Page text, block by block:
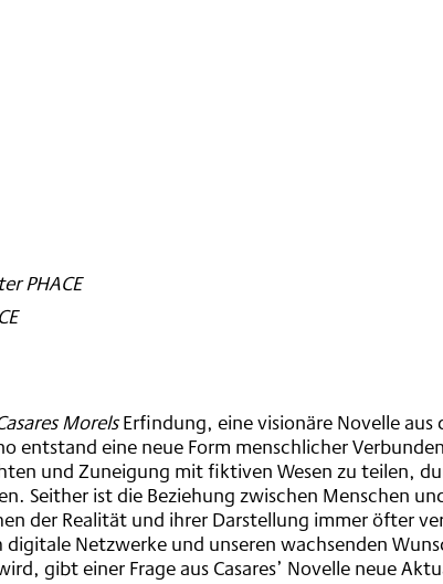
PHACE
MorelsErfindung, eine visionäre Novelle aus
entstand eine neue Form menschlicher
und Zuneigung mit fiktiven Wesen zu teilen,
Seither ist die Beziehung zwischen Menschen
der Realität und ihrer Darstellung immer öfter
Netzwerke und unseren wachsenden
gibt einer Frage aus Casares’ Novelle neue